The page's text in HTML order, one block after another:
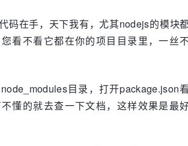
码在手，天下我有，尤其nodejs的模块
看不看它都在你的项目目录里，一丝
目录，打开package.json
懂的就去查一下文档，这样效果是最